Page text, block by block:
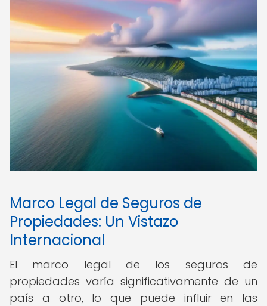
Marco Legal de Seguros de
Propiedades: Un Vistazo
Internacional
El marco legal de los seguros de
propiedades varía significativamente de un
país a otro, lo que puede influir en las